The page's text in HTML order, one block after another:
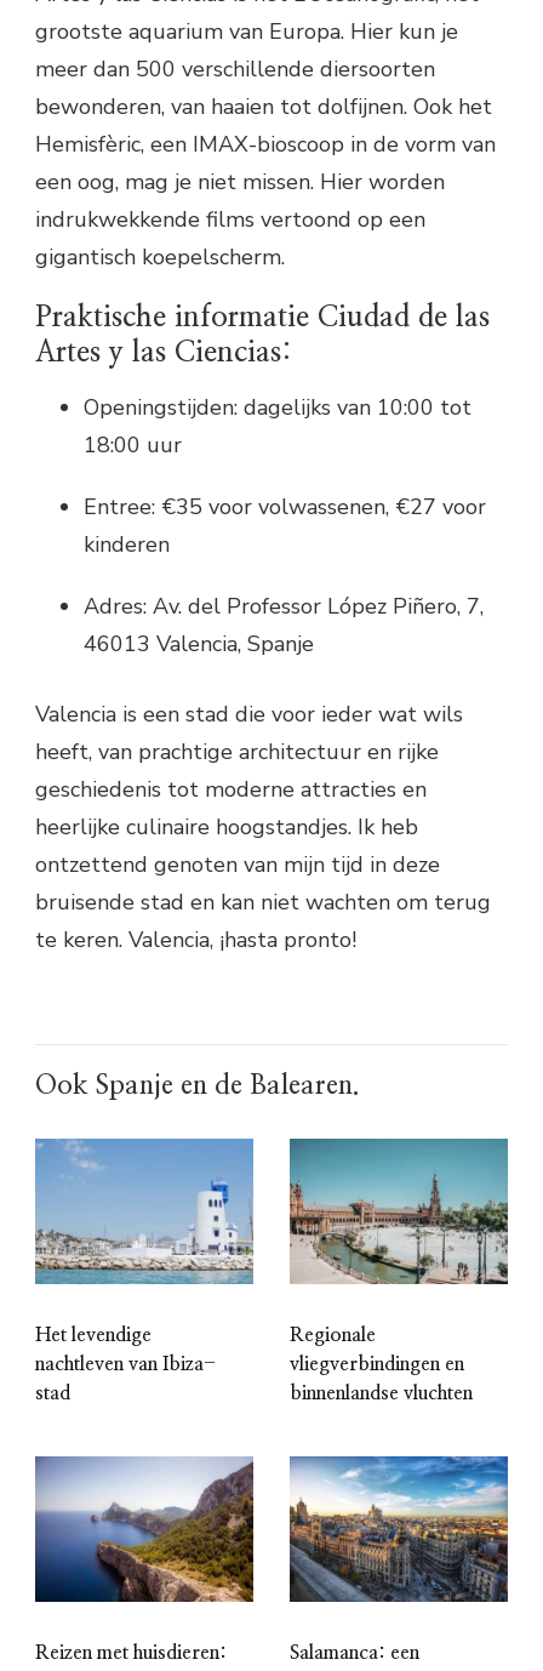
grootste aquarium van Europa. Hier kun je
meer dan 500 verschillende diersoorten
bewonderen, van haaien tot dolfijnen. Ook het
Hemisfèric, een IMAX-bioscoop in de vorm van
een oog, mag je niet missen. Hier worden
indrukwekkende films vertoond op een
gigantisch koepelscherm.
Praktische informatie Ciudad de las
Artes y las Ciencias:
Openingstijden: dagelijks van 10:00 tot
18:00 uur
Entree: €35 voor volwassenen, €27 voor
kinderen
Adres: Av. del Professor López Piñero, 7,
46013 Valencia, Spanje
Valencia is een stad die voor ieder wat wils
heeft, van prachtige architectuur en rijke
geschiedenis tot moderne attracties en
heerlijke culinaire hoogstandjes. Ik heb
ontzettend genoten van mijn tijd in deze
bruisende stad en kan niet wachten om terug
te keren. Valencia, ¡hasta pronto!
Ook Spanje en de Balearen.
Het levendige
nachtleven van Ibiza-
stad
Regionale
vliegverbindingen en
binnenlandse vluchten
Reizen met huisdieren:
Salamanca: een